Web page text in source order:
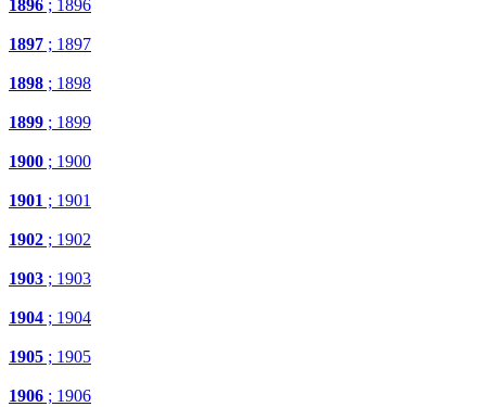
1896 ; 1896
1897 ; 1897
1898 ; 1898
1899 ; 1899
1900 ; 1900
1901 ; 1901
1902 ; 1902
1903 ; 1903
1904 ; 1904
1905 ; 1905
1906 ; 1906